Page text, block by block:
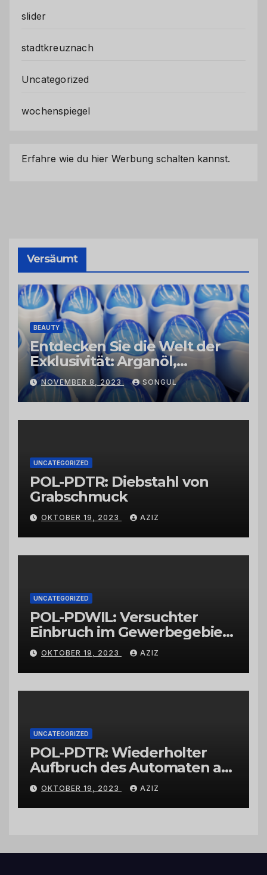
slider
stadtkreuznach
Uncategorized
wochenspiegel
Erfahre wie du hier Werbung schalten kannst.
Versäumt
BEAUTY
Entdecken Sie die Welt der
Exklusivität: Arganöl,
Kaktusfeigenkernöl und
Schwarzkümmelöl von
vertrauenswürdigen
Großhändlern und Anbietern
NOVEMBER 8, 2023 SONGUL
UNCATEGORIZED
POL-PDTR: Diebstahl von
Grabschmuck
OKTOBER 19, 2023 AZIZ
UNCATEGORIZED
POL-PDWIL: Versuchter
Einbruch im Gewerbegebiet
Wittlich
OKTOBER 19, 2023 AZIZ
UNCATEGORIZED
POL-PDTR: Wiederholter
Aufbruch des Automaten am
Wohnmobilstellplatz in
Hermeskeil am Labachweg
OKTOBER 19, 2023 AZIZ